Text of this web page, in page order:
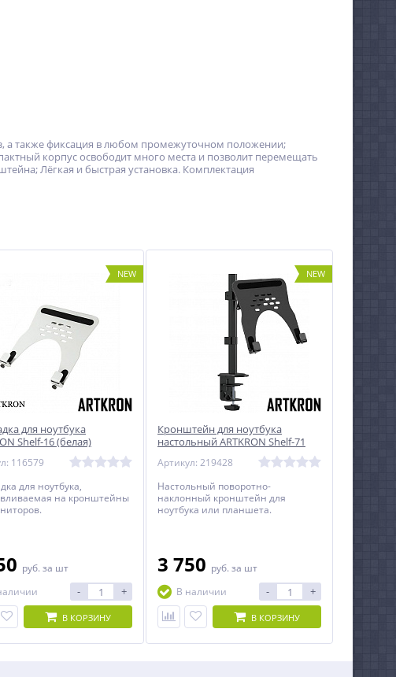
а также фиксация в любом промежуточном положении;
корпус освободит много места и позволит перемещать
Лёгкая и быстрая установка. Комплектация
NEW
для ноутбука
Shelf-16 (белая)
116579
для ноутбука,
на кронштейны
руб. за шт
- +
В КОРЗИНУ
NEW
Кронштейн для ноутбука
настольный ARTKRON Shelf-71
Артикул: 219428
Настольный поворотно-
наклонный кронштейн для
ноутбука или планшета.
3 750 руб. за шт
В наличии
- +
В КОРЗИНУ